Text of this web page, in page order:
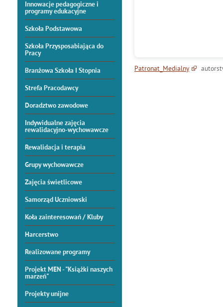
Innowacje pedagogiczne i
programy edukacyjne
Szkoła Podstawowa
Szkoła Przysposabiająca do
Pracy
Branżowa Szkoła I Stopnia
Strefa Pracodawcy
Doradztwo zawodowe
Indywidualne zajęcia
rewalidacyjno-wychowawcze
Rewalidacja i terapia
Grupy wychowawcze
Zajęcia świetlicowe
Samorząd Uczniowski
Koła zainteresowań / Kluby
Harcerstwo
Realizowane programy
Projekt MEN - "Książki naszych
marzeń"
Projekty unijne
Patronat_Medialny